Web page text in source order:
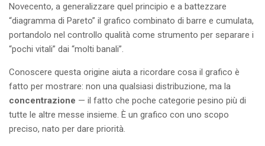
Novecento, a generalizzare quel principio e a battezzare
“diagramma di Pareto” il grafico combinato di barre e cumulata,
portandolo nel controllo qualità come strumento per separare i
“pochi vitali” dai “molti banali”.
Conoscere questa origine aiuta a ricordare cosa il grafico è
fatto per mostrare: non una qualsiasi distribuzione, ma la
concentrazione — il fatto che poche categorie pesino più di
tutte le altre messe insieme. È un grafico con uno scopo
preciso, nato per dare priorità.